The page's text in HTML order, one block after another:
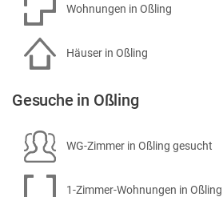
Wohnungen in Oßling
Häuser in Oßling
Gesuche in Oßling
WG-Zimmer in Oßling gesucht
1-Zimmer-Wohnungen in